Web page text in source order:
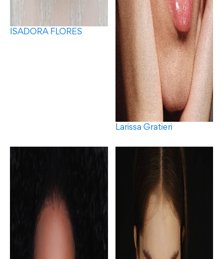
ISADORA FLORES
Larissa Gratieri